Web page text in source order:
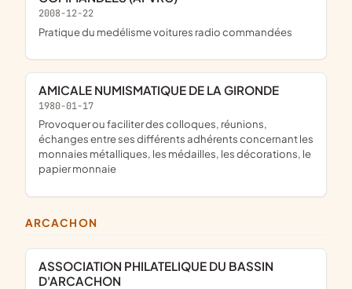
2008-12-22
pratique du medélisme voitures radio commandées
AMICALE NUMISMATIQUE DE LA GIRONDE
1980-01-17
provoquer ou faciliter des colloques, réunions,
échanges entre ses différents adhérents concernant les
monnaies métalliques, les médailles, les décorations, le
papier monnaie
ARCACHON
ASSOCIATION PHILATELIQUE DU BASSIN
D'ARCACHON